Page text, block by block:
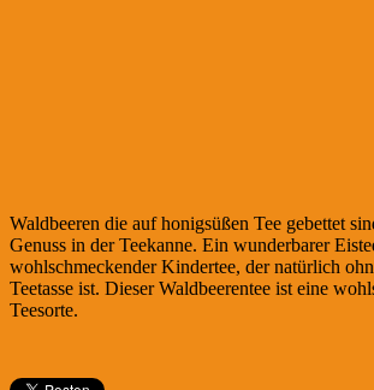
Waldbeeren die auf honigsüßen Tee gebettet
Genuss in der Teekanne. Ein wunderbarer
wohlschmeckender Kindertee, der natürlich
Teetasse ist. Dieser Waldbeerentee ist eine
Teesorte.